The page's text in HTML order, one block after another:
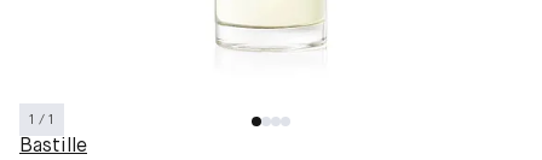
1 / 1
Bastille